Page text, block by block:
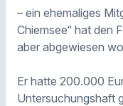
– ein ehemaliges
Chiemsee“ hat den
aber abgewiesen
Er hatte 200.000
Untersuchungshaft